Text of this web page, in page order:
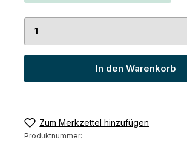
Produkt Anzahl: Gib den
In den Warenkorb
Zum Merkzettel hinzufügen
Produktnummer: